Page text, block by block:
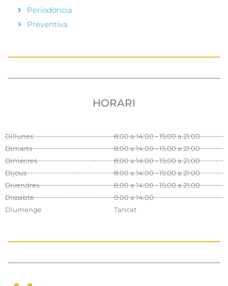
Periodòncia
Preventiva
HORARI
Dillunes
Dimarts
Dimecres
Dijous
Divendres
Dissabte
Diumenge
8:00 a 14:00 - 15:00 a 21:00
8:00 a 14:00 - 15:00 a 21:00
8:00 a 14:00 - 15:00 a 21:00
8:00 a 14:00 - 15:00 a 21:00
8:00 a 14:00 - 15:00 a 21:00
9:00 a 14:00
Tancat